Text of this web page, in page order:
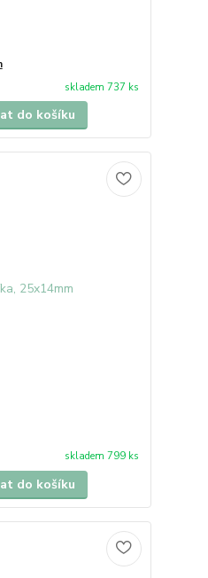
skladem 737 ks
do košíku
skladem 799 ks
do košíku